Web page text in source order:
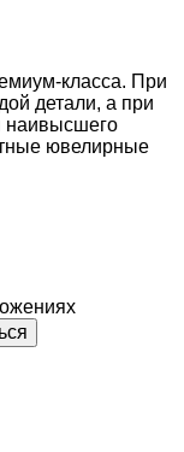
класса. При
детали, а при
наивысшего
ювелирные